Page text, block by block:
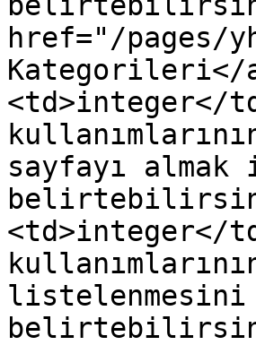
href="/pages/
Kategorileri</
<td>integer</
sayfayı
<td>integer</